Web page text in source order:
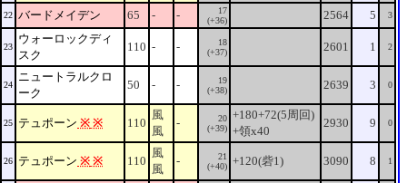
22 バードメイデン 65 - -
17
(+36)
2564 5 3
23
ウォーロックディ
スク
110 - -
18
(+37)
2601 1 2
24
ニュートラルクロ
ーク
50 - -
19
(+38)
2639 3 0
25 テュポーン ※ ※ 110
風
風
-
20
(+39)
+180+72(5周回)
+領x40
2930 9 0
26 テュポーン ※ ※ 110
風
風
-
21
(+40) +120(砦1) 3090 8 1